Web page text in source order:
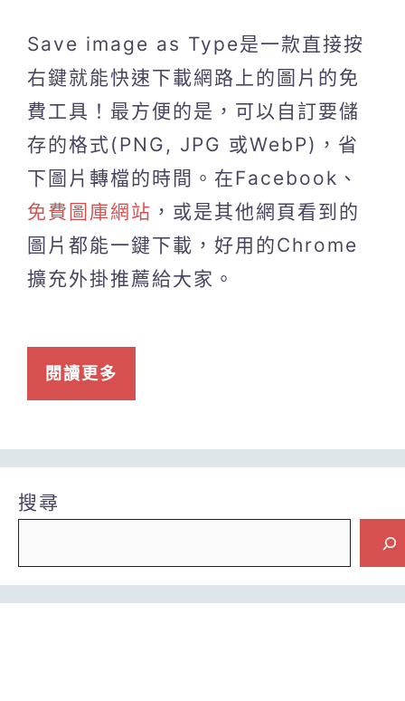
Save image as Type是一款直接按
右鍵就能快速下載網路上的圖片的免
費工具！最方便的是，可以自訂要儲
存的格式(PNG, JPG 或WebP)，省
下圖片轉檔的時間。在Facebook、
免費圖庫網站 ，或是其他網頁看到的
圖片都能一鍵下載，好用的Chrome
擴充外掛推薦給大家。
閱讀更多
搜尋